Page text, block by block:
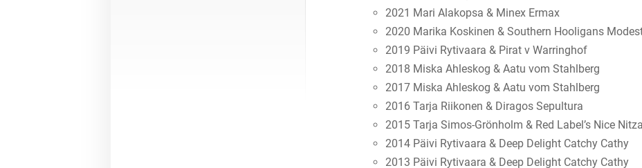
2021 Mari Alakopsa & Minex Ermax
2020 Marika Koskinen & Southern Hooligans
2019 Päivi Rytivaara & Pirat v Warringhof
2018 Miska Ahleskog & Aatu vom Stahlberg
2017 Miska Ahleskog & Aatu vom Stahlberg
2016 Tarja Riikonen & Diragos Sepultura
2015 Tarja Simos-Grönholm & Red Label’s Nice Nitza
2014 Päivi Rytivaara & Deep Delight Catchy Cathy
2013 Päivi Rytivaara & Deep Delight Catchy Cathy